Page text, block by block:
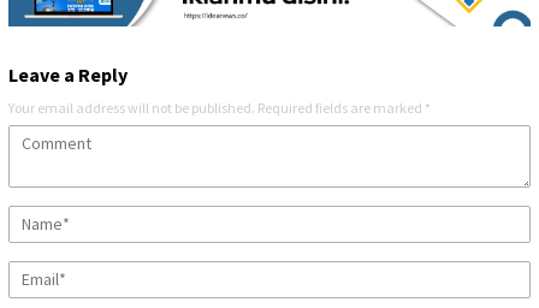
Leave a Reply
Your email address will not be published. Required fields are marked *